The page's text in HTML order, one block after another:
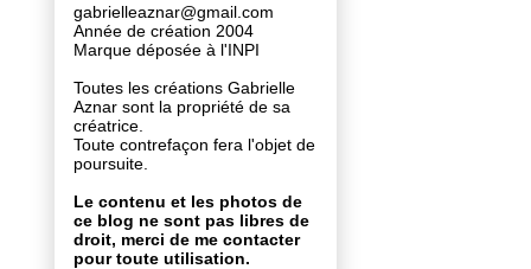
gabrielleaznar@gmail.com
Année de création 2004
Marque déposée à l'INPI
Toutes les créations Gabrielle
Aznar sont la propriété de sa
créatrice.
Toute contrefaçon fera l'objet de
poursuite.
Le contenu et les photos de
ce blog ne sont pas libres de
droit, merci de me contacter
pour toute utilisation.